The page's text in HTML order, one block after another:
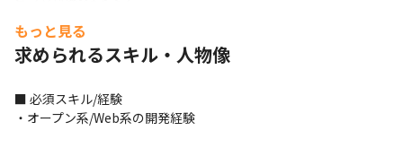
り、全社員が会社の収支計画に関わっています
もっと見る
求められるスキル・人物像
■ 必須スキル/経験
・オープン系/Web系の開発経験